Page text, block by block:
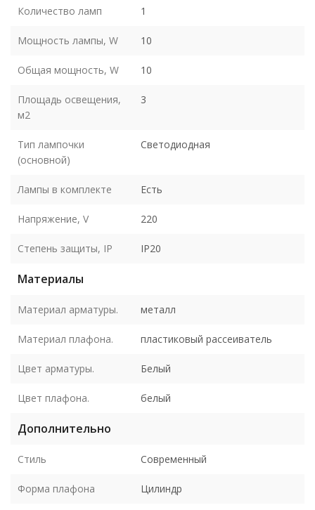
Количество ламп 1
Мощность лампы, W 10
Общая мощность, W 10
Площадь освещения,
м2
3
Тип лампочки
(основной)
Светодиодная
Лампы в комплекте Есть
Напряжение, V 220
Степень защиты, IP IP20
Материалы
Материал арматуры. металл
Материал плафона. пластиковый рассеиватель
Цвет арматуры. Белый
Цвет плафона. белый
Дополнительно
Стиль Современный
Форма плафона Цилиндр